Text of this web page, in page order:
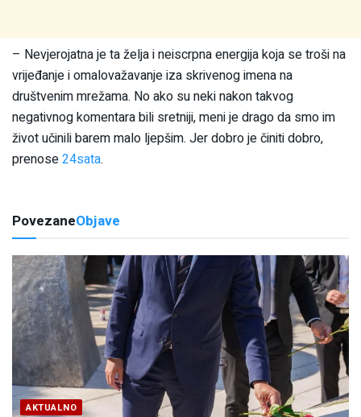
– Nevjerojatna je ta želja i neiscrpna energija koja se troši na
vrijeđanje i omalovažavanje iza skrivenog imena na
društvenim mrežama. No ako su neki nakon takvog
negativnog komentara bili sretniji, meni je drago da smo im
život učinili barem malo ljepšim. Jer dobro je činiti dobro,
prenose24sata.
PovezaneObjave
AKTUALNO